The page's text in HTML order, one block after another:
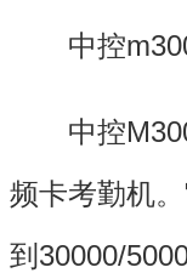
中控
中控M300
频卡考勤机
到30000/